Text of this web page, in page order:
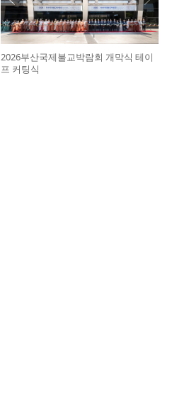
2026부산국제불교박람회 개막식 테이
프 커팅식